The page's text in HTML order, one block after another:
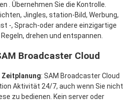
. Übernehmen Sie die Kontrolle.
Jingles, station-Bild, Werbung,
-, Sprach-oder andere einzigartige
drehen und entspannen.
Broadcaster Cloud
: SAM Broadcaster Cloud
Aktivität 24/7, auch wenn Sie nicht
zu bedienen. Kein server oder